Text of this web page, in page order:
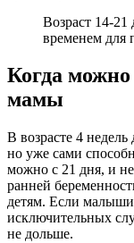
Возраст 14-21
временем для
Когда
мамы
В возрасте 4
но уже сами
можно с 21 дня, и
ранней
детям. Если
исключительных
не дольше.